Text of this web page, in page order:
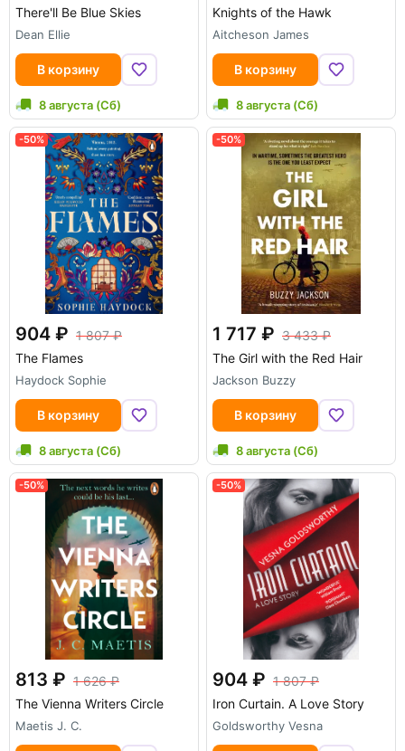
There'll Be Blue Skies
Dean Ellie
В корзину
8 августа (Сб)
Knights of the Hawk
Aitcheson James
В корзину
8 августа (Сб)
-50%
904
1 807
The Flames
Haydock Sophie
В корзину
8 августа (Сб)
-50%
1 717
3 433
The Girl with the Red Hair
Jackson Buzzy
В корзину
8 августа (Сб)
-50%
813
1 626
The Vienna Writers Circle
Maetis J. C.
-50%
904
1 807
Iron Curtain. A Love Story
Goldsworthy Vesna